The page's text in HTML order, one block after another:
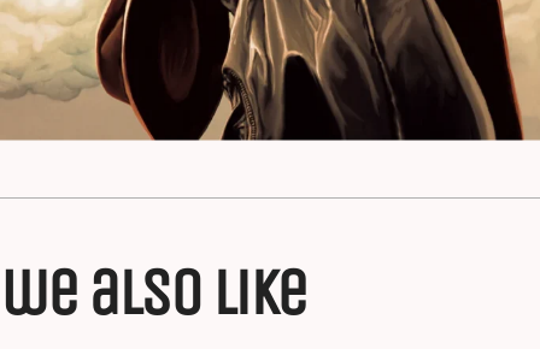
we also like